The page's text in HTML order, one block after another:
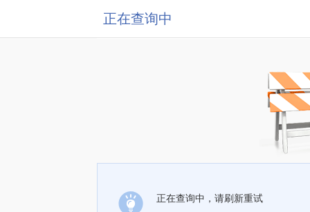
正在查询中
正在查询中，请刷新重试